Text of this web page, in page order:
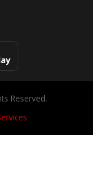
Reserved.